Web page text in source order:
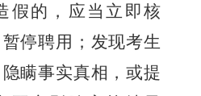
假的，应当立即核
停聘用；发现考生
瞒事实真相，或提